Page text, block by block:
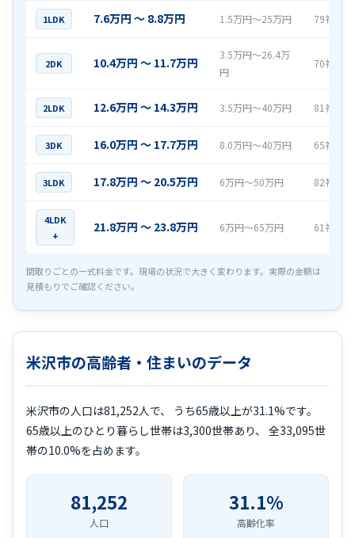
1LDK 7.6万円 〜 8.8万円 1.5万円〜25万円 79社
2DK 10.4万円 〜 11.7万円
3.5万円〜26.4万
円
70社
2LDK 12.6万円 〜 14.3万円 3.5万円〜40万円 81社
3DK 16.0万円 〜 17.7万円 8.0万円〜40万円 65社
3LDK 17.8万円 〜 20.5万円 6万円〜50万円 82社
4LDK
+
21.8万円 〜 23.8万円 6万円〜65万円 61社
間取りごとの一式料金です。現場の状況で大きく変わります。実際の金額は
見積もりでご確認ください。
米沢市の高齢者・住まいのデータ
米沢市の人口は81,252人で、 うち65歳以上が31.1%です。
65歳以上のひとり暮らし世帯は3,300世帯あり、 全33,095世
帯の10.0%を占めます。
81,252
人口
31.1%
高齢化率